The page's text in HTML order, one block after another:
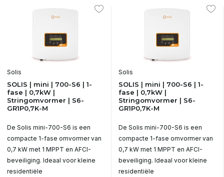
Solis
SOLIS | mini | 700-S6 | 1-
fase | 0,7kW |
Stringomvormer | S6-
GR1P0,7K-M
De Solis mini-700-S6 is een
compacte 1-fase omvormer van
0,7 kW met 1 MPPT en AFCI-
beveiliging. Ideaal voor kleine
residentiële
Solis
SOLIS | mini | 700-S6 | 1-
fase | 0,7kW |
Stringomvormer | S6-
GR1P0,7K-M
De Solis mini-700-S6 is een
compacte 1-fase omvormer van
0,7 kW met 1 MPPT en AFCI-
beveiliging. Ideaal voor kleine
residentiële